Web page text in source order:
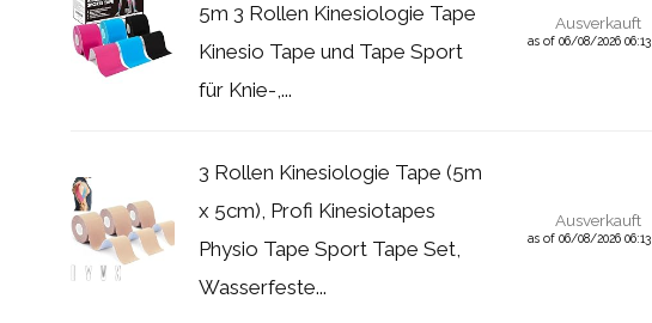
5m 3 Rollen Kinesiologie Tape
Kinesio Tape und Tape Sport
für Knie-,...
Ausverkauft
as of 06/08/2026 06:13
3 Rollen Kinesiologie Tape (5m
x 5cm), Profi Kinesiotapes
Physio Tape Sport Tape Set,
Wasserfeste...
Ausverkauft
as of 06/08/2026 06:13